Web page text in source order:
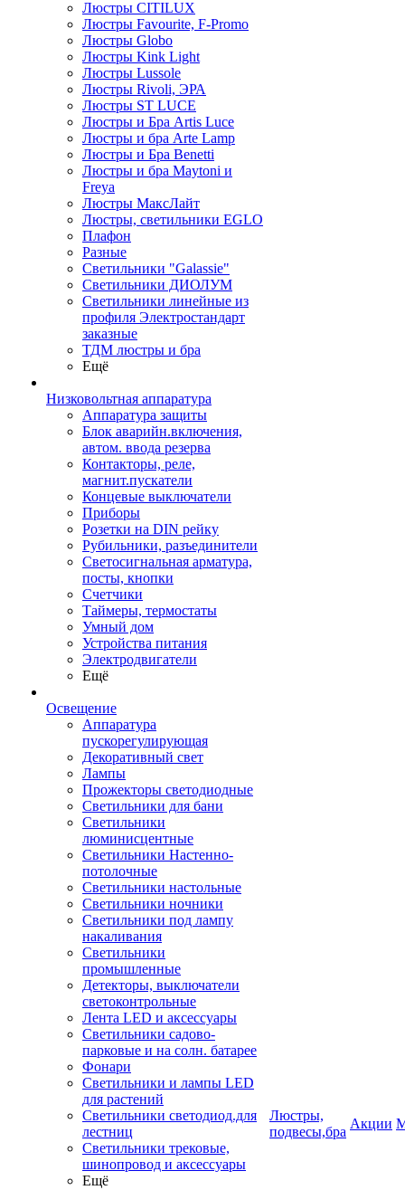
Люстры CITILUX
Люстры Favourite, F-Promo
Люстры Globo
Люстры Kink Light
Люстры Lussole
Люстры Rivoli, ЭРА
Люстры ST LUCE
Люстры и Бра Artis Luce
Люстры и бра Arte Lamp
Люстры и Бра Benetti
Люстры и бра Maytoni и
Freya
Люстры МаксЛайт
Люстры, светильники EGLO
Плафон
Разные
Светильники "Galassie"
Светильники ДИОЛУМ
Светильники линейные из
профиля Электростандарт
заказные
ТДМ люстры и бра
Ещё
Низковольтная аппаратура
Аппаратура защиты
Блок аварийн.включения,
автом. ввода резерва
Контакторы, реле,
магнит.пускатели
Концевые выключатели
Приборы
Розетки на DIN рейку
Рубильники, разъединители
Светосигнальная арматура,
посты, кнопки
Счетчики
Таймеры, термостаты
Умный дом
Устройства питания
Электродвигатели
Ещё
Освещение
Аппаратура
пускорегулирующая
Декоративный свет
Лампы
Прожекторы светодиодные
Светильники для бани
Светильники
люминисцентные
Светильники Настенно-
потолочные
Светильники настольные
Светильники ночники
Светильники под лампу
накаливания
Светильники
промышленные
Детекторы, выключатели
светоконтрольные
Лента LED и аксессуары
Светильники садово-
парковые и на солн. батарее
Фонари
Светильники и лампы LED
для растений
Светильники светодиод.для
лестниц
Светильники трековые,
шинопровод и аксессуары
Ещё
Люстры,
подвесы,бра
Акции